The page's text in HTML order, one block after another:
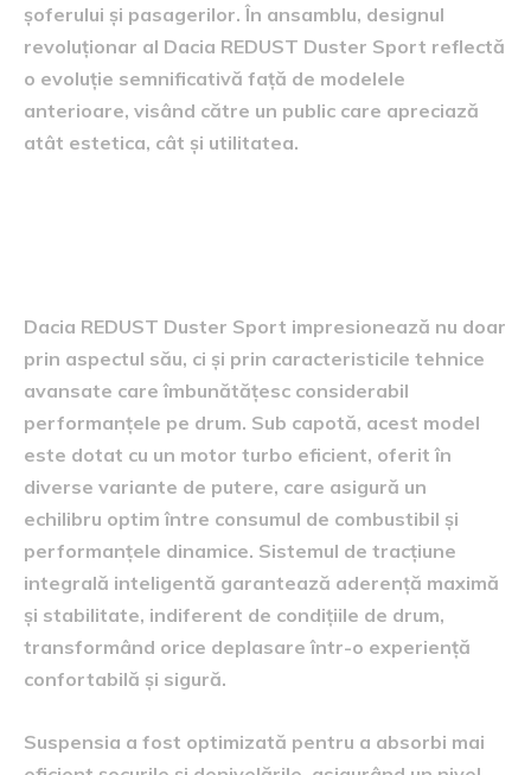
șoferului și pasagerilor. În ansamblu, designul
revoluționar al Dacia REDUST Duster Sport reflectă
o evoluție semnificativă față de modelele
anterioare, visând către un public care apreciază
atât estetica, cât și utilitatea.
Dacia REDUST Duster Sport impresionează nu doar
prin aspectul său, ci și prin caracteristicile tehnice
avansate care îmbunătățesc considerabil
performanțele pe drum. Sub capotă, acest model
este dotat cu un motor turbo eficient, oferit în
diverse variante de putere, care asigură un
echilibru optim între consumul de combustibil și
performanțele dinamice. Sistemul de tracțiune
integrală inteligentă garantează aderență maximă
și stabilitate, indiferent de condițiile de drum,
transformând orice deplasare într-o experiență
confortabilă și sigură.
Suspensia a fost optimizată pentru a absorbi mai